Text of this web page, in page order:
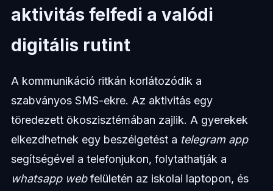
aktivitás felfedi a valódi
digitális rutint
A kommunikáció ritkán korlátozódik a
szabványos SMS-ekre. Az aktivitás egy
töredezett ökoszisztémában zajlik. A gyerekek
elkezdhetnek egy beszélgetést a telegram app
segítségével a telefonjukon, folytathatják a
whatsapp webfelületén az iskolai laptopon, és